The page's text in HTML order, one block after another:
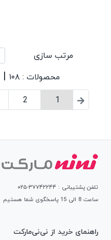
مرتب سازی
محصولات : ۱۰۸
|
1
2
تلفن پشتیبانی : ۳۷۷۴۲۲۴۴-۰۲۵
ساعت 8 الی 15 پاسخگوی شما هستیم
راهنمای خرید از نی‌نی‌مارکت